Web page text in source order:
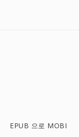
EPUB 으로 MOBI